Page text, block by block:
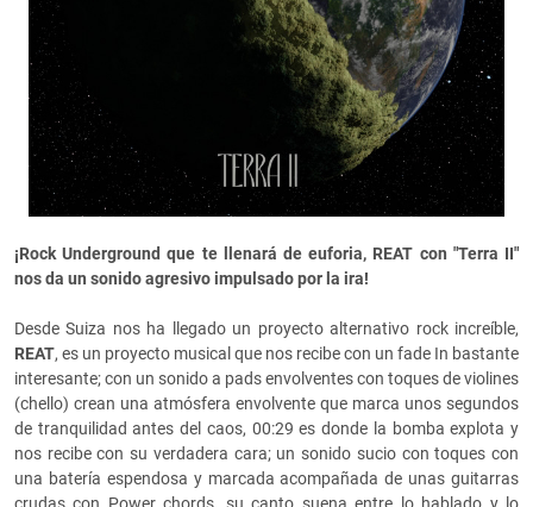
¡Rock Underground que te llenará de euforia, REAT con "Terra II"
nos da un sonido agresivo impulsado por la ira!
Desde Suiza nos ha llegado un proyecto alternativo rock increíble,
REAT, es un proyecto musical que nos recibe con un fade In bastante
interesante; con un sonido a pads envolventes con toques de violines
(chello) crean una atmósfera envolvente que marca unos segundos
de tranquilidad antes del caos, 00:29 es donde la bomba explota y
nos recibe con su verdadera cara; un sonido sucio con toques con
una batería espendosa y marcada acompañada de unas guitarras